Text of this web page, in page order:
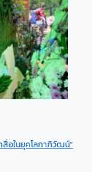
สื่อในยุคโลกาภิวัฒน์”